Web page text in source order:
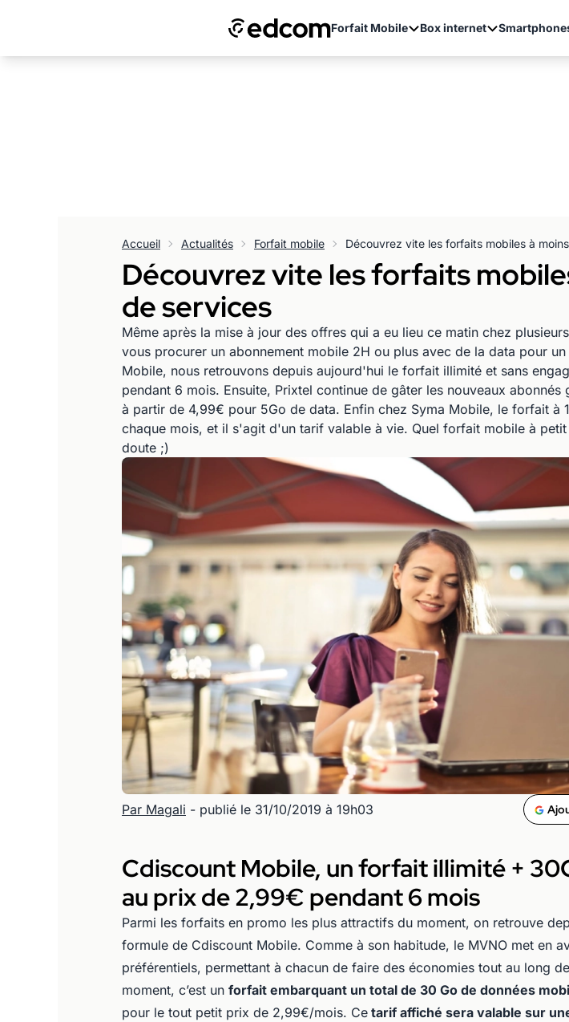
Forfait Mobile Box internet
Accueil Actualités Forfait mobile
Découvrez vite les forfaits
de services
Même après la mise à jour des offres qui a eu lieu ce matin chez
vous procurer un abonnement mobile 2H ou plus avec de la data pour
Mobile, nous retrouvons depuis aujourd'hui le forfait illimité et sans
pendant 6 mois. Ensuite, Prixtel continue de gâter les nouveaux
à partir de 4,99€ pour 5Go de data. Enfin chez Syma Mobile, le forfait
chaque mois, et il s'agit d'un tarif valable à vie. Quel forfait mobile à
doute ;)
Par Magali - publié le 31/10/2019 à 19h03
Cdiscount Mobile, un forfait illimité +
au prix de 2,99€ pendant 6 mois
Parmi les forfaits en promo les plus attractifs du moment, on retrouve
formule de Cdiscount Mobile. Comme à son habitude, le MVNO met en
préférentiels, permettant à chacun de faire des économies tout au long de
moment, c’est un forfait embarquant un total de 30 Go de données
pour le tout petit prix de 2,99€/mois. Ce tarif affiché sera valable sur